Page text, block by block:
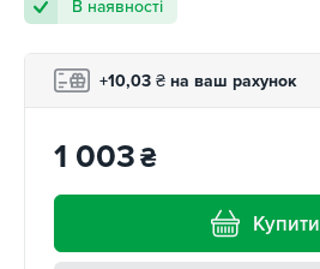
В наявності
+10,03 ₴ на ваш рахунок
1 003₴
Купити